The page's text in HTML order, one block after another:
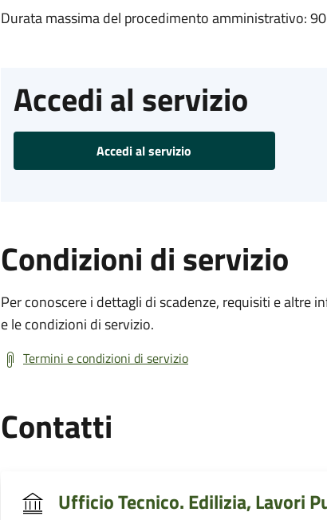
Durata massima del procedimento amministrativo:
Accedi al servizio
Accedi al servizio
Condizioni di servizio
Per conoscere i dettagli di scadenze, requisiti e altre
e le condizioni di servizio.
Termini e condizioni di servizio
Contatti
Ufficio Tecnico. Edilizia, Lavori